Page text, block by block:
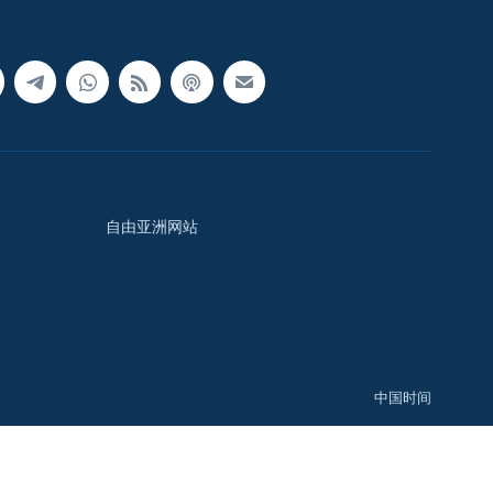
自由亚洲网站
中国时间